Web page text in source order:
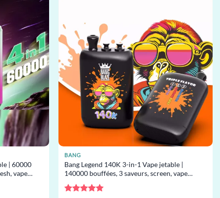
| 60000
vape
BANG
Bang Legend 140K 3-in-1 Vape jetable |
140000 bouffées, 3 saveurs, screen, vape
jetable en gros